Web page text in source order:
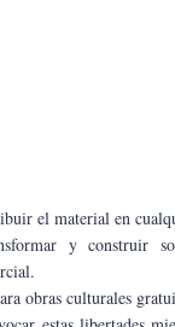
el material en
y construir
obras culturales